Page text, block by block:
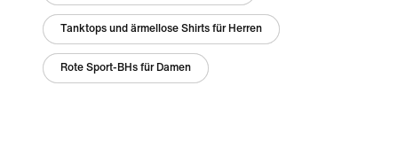
Tanktops und ärmellose Shirts für Herren
Rote Sport-BHs für Damen